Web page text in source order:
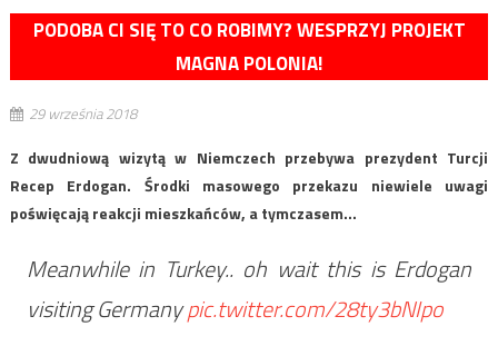
PODOBA CI SIĘ TO CO ROBIMY? WESPRZYJ PROJEKT
MAGNA POLONIA!
29 września 2018
Z dwudniową wizytą w Niemczech przebywa prezydent Turcji
Recep Erdogan. Środki masowego przekazu niewiele uwagi
poświęcają reakcji mieszkańców, a tymczasem…
Meanwhile in Turkey.. oh wait this is Erdogan
visiting Germanypic.twitter.com/28ty3bNIpo